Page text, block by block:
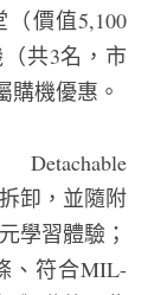
價值5,100
共3名，市
購機優惠。
卸，並隨附
學習體驗；
、符合MIL-